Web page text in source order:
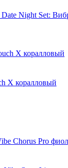
Night Set:
X коралловый
Chorus Pro